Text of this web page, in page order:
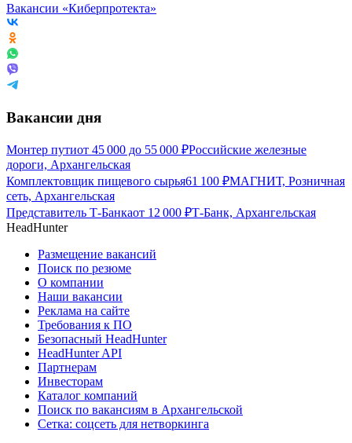
Вакансии «Киберпротекта»
Вакансии дня
Монтер путиот 45 000 до 55 000 ₽Российские железные
дороги, Архангельская
Комплектовщик пищевого сырья61 100 ₽МАГНИТ, Розничная
сеть, Архангельская
Представитель Т-Банкаот 12 000 ₽Т-Банк, Архангельская
HeadHunter
Размещение вакансий
Поиск по резюме
О компании
Наши вакансии
Реклама на сайте
Требования к ПО
Безопасный HeadHunter
HeadHunter API
Партнерам
Инвесторам
Каталог компаний
Поиск по вакансиям в Архангельской
Сетка: соцсеть для нетворкинга